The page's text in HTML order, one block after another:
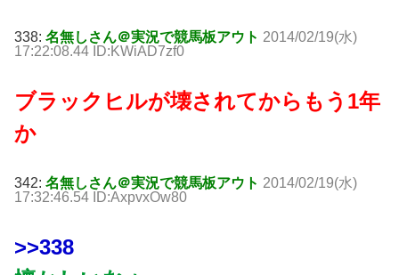
338: 名無しさん＠実況で競馬板アウト 2014/02/19(水)
17:22:08.44 ID:KWiAD7zf0
ブラックヒルが壊されてからもう1年
か
342: 名無しさん＠実況で競馬板アウト 2014/02/19(水)
17:32:46.54 ID:AxpvxOw80
>>338